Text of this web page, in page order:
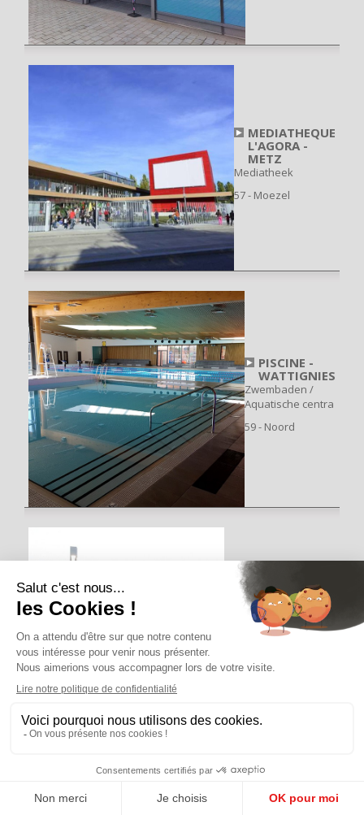
MEDIATHEQUE
L'AGORA -
METZ
Mediatheek
57 - Moezel
PISCINE -
WATTIGNIES
Zwembaden /
Aquatische centra
59 - Noord
PISCINE ET
PATINOIRE
MUNICIPALE DE
ROYE
Zwembaden /
80 - Som
PISCINE